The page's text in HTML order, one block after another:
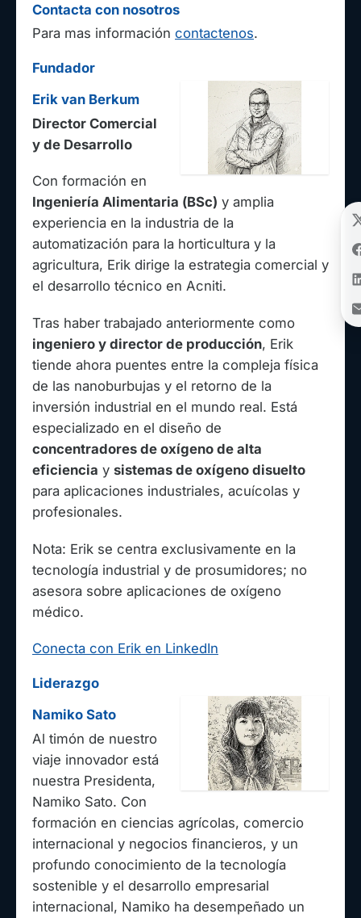
Contacta con nosotros
Para mas información contactenos.
Fundador
Erik van Berkum
Director Comercial
y de Desarrollo
Con formación en
Ingeniería Alimentaria (BSc) y amplia
experiencia en la industria de la
automatización para la horticultura y la
agricultura, Erik dirige la estrategia comercial y
el desarrollo técnico en Acniti.
Tras haber trabajado anteriormente como
ingeniero y director de producción, Erik
tiende ahora puentes entre la compleja física
de las nanoburbujas y el retorno de la
inversión industrial en el mundo real. Está
especializado en el diseño de
concentradores de oxígeno de alta
eficiencia y sistemas de oxígeno disuelto
para aplicaciones industriales, acuícolas y
profesionales.
Nota: Erik se centra exclusivamente en la
tecnología industrial y de prosumidores; no
asesora sobre aplicaciones de oxígeno
médico.
Conecta con Erik en LinkedIn
Liderazgo
Namiko Sato
Al timón de nuestro
viaje innovador está
nuestra Presidenta,
Namiko Sato. Con
formación en ciencias agrícolas, comercio
internacional y negocios financieros, y un
profundo conocimiento de la tecnología
sostenible y el desarrollo empresarial
internacional, Namiko ha desempeñado un